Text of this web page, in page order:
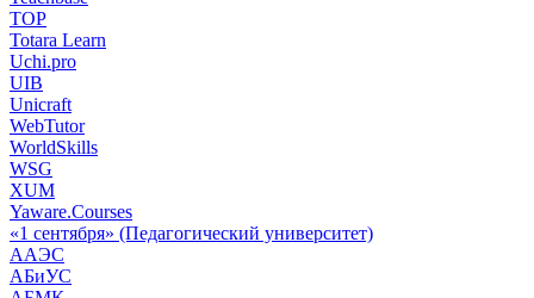
TOP
Totara Learn
Uchi.pro
UIB
Unicraft
WebTutor
WorldSkills
WSG
XUM
Yaware.Courses
«1 сентября» (Педагогический университет)
ААЭС
АБиУС